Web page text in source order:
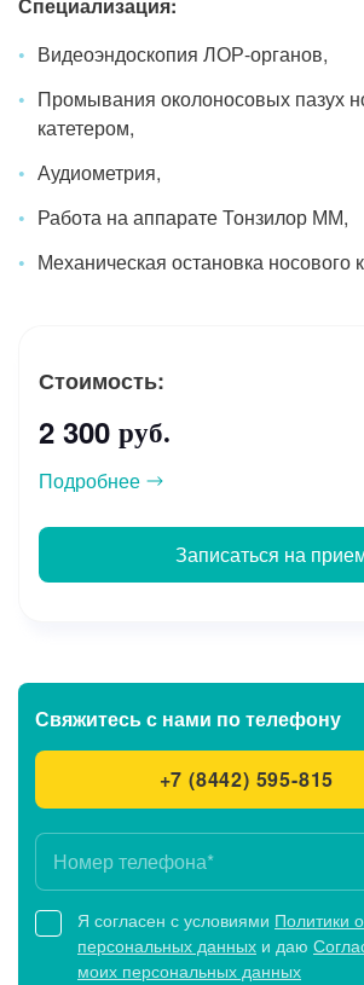
Специализация:
Видеоэндоскопия ЛОР-органов,
Промывания околоносовых пазух
катетером,
Аудиометрия,
Работа на аппарате Тонзилор ММ,
Механическая остановка носового
Стоимость:
2 300 руб.
Подробнее
Записаться на
Свяжитесь с нами по телефону
+7 (8442) 595-815
Я согласен с условиями Политики
персональных данных и даю
моих персональных данных